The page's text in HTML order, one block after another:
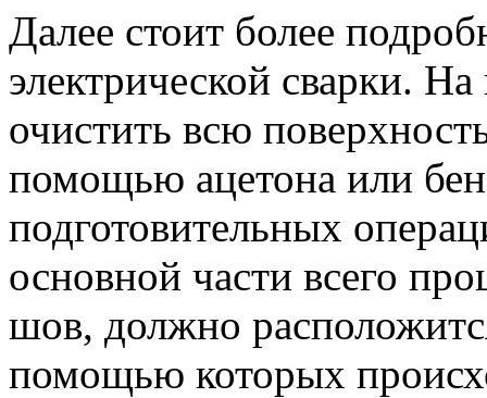
Далее стоит более
электрической сварки.
очистить всю
помощью ацетона или
подготовительных
основной части всего
шов, должно
помощью которых